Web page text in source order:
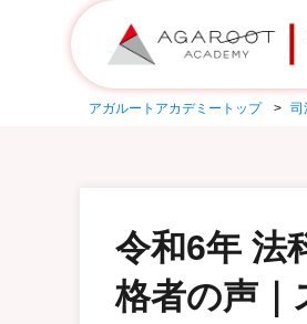
アガルートアカデミートップ 司
令和6年 法
格者の声｜